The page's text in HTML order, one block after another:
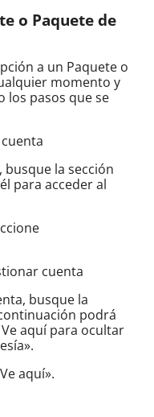
o Paquete de
a un Paquete o
momento y
los pasos que se
busque la sección
para acceder al
cuenta
busque la
podrá
aquí para ocultar
aquí».